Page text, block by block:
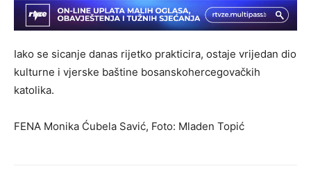
Iako se sicanje danas rijetko prakticira, ostaje vrijedan dio
kulturne i vjerske baštine bosanskohercegovačkih
katolika.
FENA Monika Ćubela Savić, Foto: Mladen Topić